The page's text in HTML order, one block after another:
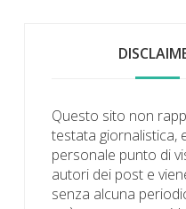
Questo sito non
testata giornalistica,
personale punto di
autori dei post e
senza alcuna